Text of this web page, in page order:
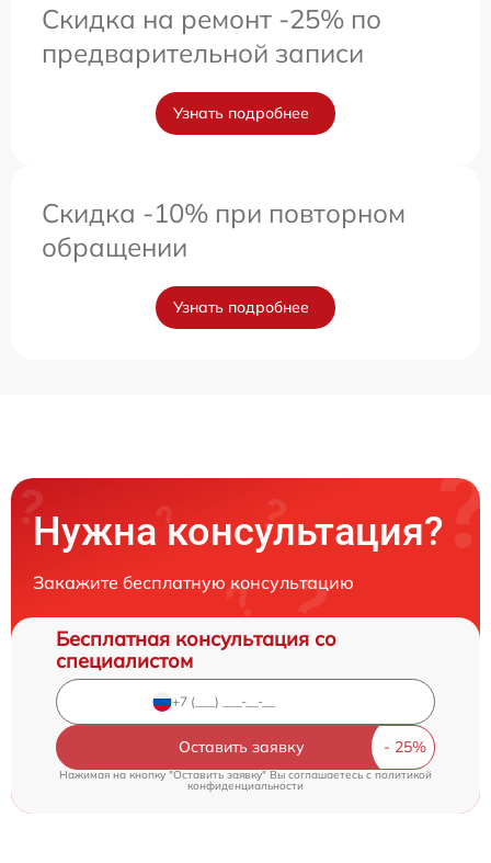
Скидка на ремонт -25% по
предварительной записи
Узнать подробнее
Скидка -10% при повторном
обращении
Узнать подробнее
Нужна консультация?
Закажите бесплатную консультацию
Бесплатная консультация со
специалистом
Оставить заявку
Нажимая на кнопку "Оставить заявку" Вы соглашаетесь cполитикой
конфиденциальности